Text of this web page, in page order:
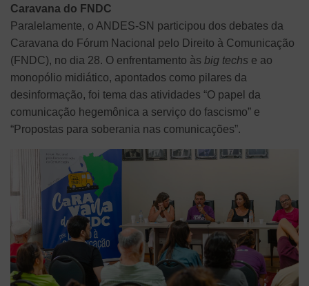
Caravana do FNDC
Paralelamente, o ANDES-SN participou dos debates da
Caravana do Fórum Nacional pelo Direito à Comunicação
(FNDC), no dia 28. O enfrentamento às big techs e ao
monopólio midiático, apontados como pilares da
desinformação, foi tema das atividades “O papel da
comunicação hegemônica a serviço do fascismo” e
“Propostas para soberania nas comunicações”.